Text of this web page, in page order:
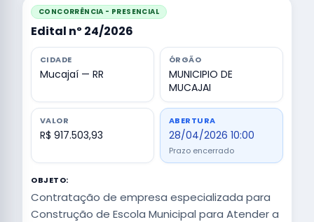
CONCORRÊNCIA - PRESENCIAL
Edital nº 24/2026
CIDADE
Mucajaí — RR
ÓRGÃO
MUNICIPIO DE
MUCAJAI
VALOR
R$ 917.503,93
ABERTURA
28/04/2026 10:00
Prazo encerrado
OBJETO:
Contratação de empresa especializada para
Construção de Escola Municipal para Atender a